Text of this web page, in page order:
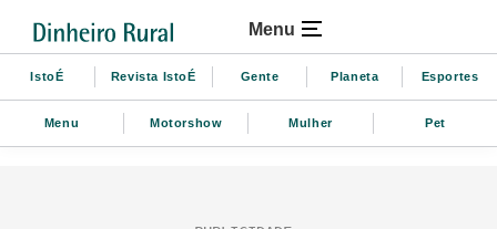
Menu
IstoÉ Revista IstoÉ Gente Planeta Esportes
Menu Motorshow Mulher Pet